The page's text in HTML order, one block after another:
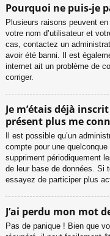
Pourquoi ne puis-je
Plusieurs raisons peuvent
votre nom d’utilisateur et
cas, contactez un
avoir été banni. Il est
internet ait un problème de
corriger.
Je m’étais déjà
présent plus me
Il est possible qu’un
compte pour une
suppriment périodiquement
de leur base de données. Si
essayez de participer plus
J’ai perdu mon mot
Pas de panique ! Bien que